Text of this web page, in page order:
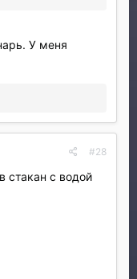
У меня
#28
стакан с водой